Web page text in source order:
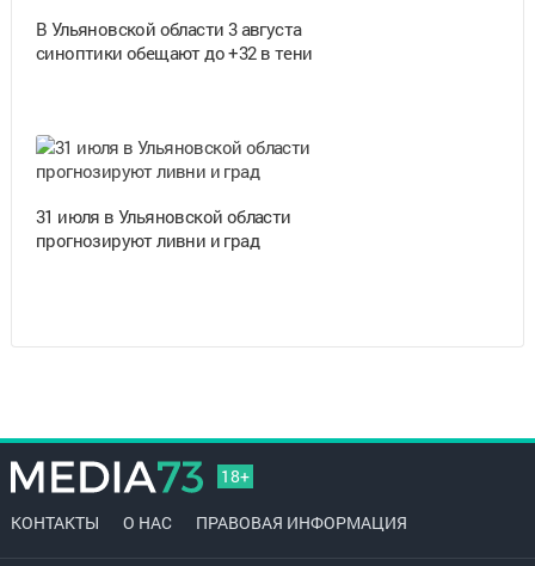
В Ульяновской области 3 августа
синоптики обещают до +32 в тени
31 июля в Ульяновской области
прогнозируют ливни и град
18+
КОНТАКТЫ О НАС ПРАВОВАЯ ИНФОРМАЦИЯ